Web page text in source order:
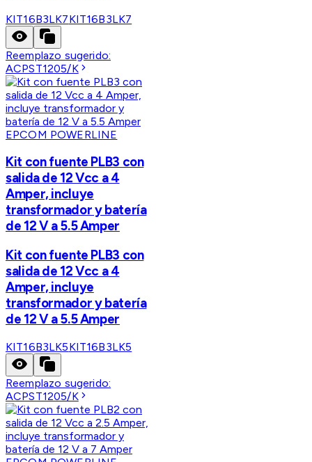
KIT16B3LK7KIT16B3LK7
Reemplazo sugerido:
ACPST1205/K
EPCOM POWERLINE
Kit con fuente PLB3 con
salida de 12 Vcc a 4
Amper, incluye
transformador y batería
de 12 V a 5.5 Amper
Kit con fuente PLB3 con
salida de 12 Vcc a 4
Amper, incluye
transformador y batería
de 12 V a 5.5 Amper
KIT16B3LK5KIT16B3LK5
Reemplazo sugerido:
ACPST1205/K